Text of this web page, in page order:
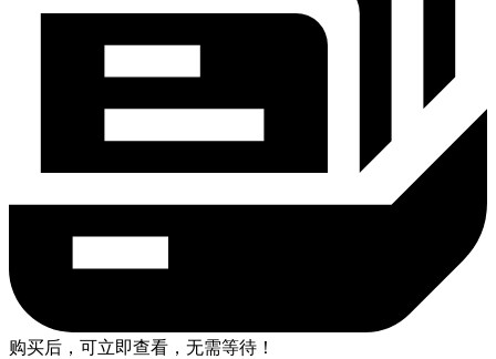
购买后，可立即查看，无需等待！